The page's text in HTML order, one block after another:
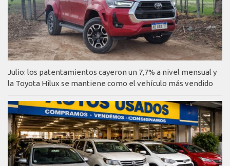
Julio: los patentamientos cayeron un 7,7% a nivel mensual y
la Toyota Hilux se mantiene como el vehículo más vendido